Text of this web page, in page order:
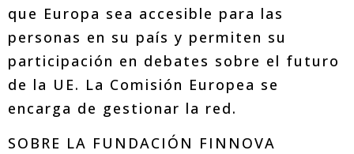
que Europa sea accesible para las
personas en su país y permiten su
participación en debates sobre el futuro
de la UE. La Comisión Europea se
encarga de gestionar la red.
SOBRE LA FUNDACIÓN FINNOVA